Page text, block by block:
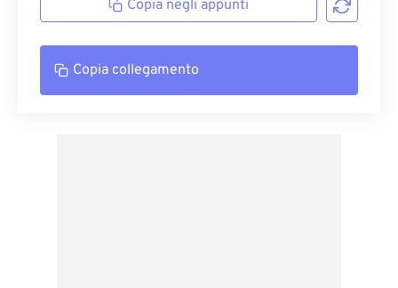
Copia negli appunti
Copia collegamento